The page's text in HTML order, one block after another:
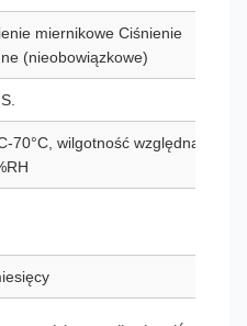
miernikowe Ciśnienie
(nieobowiązkowe)
70°C, wilgotność względna